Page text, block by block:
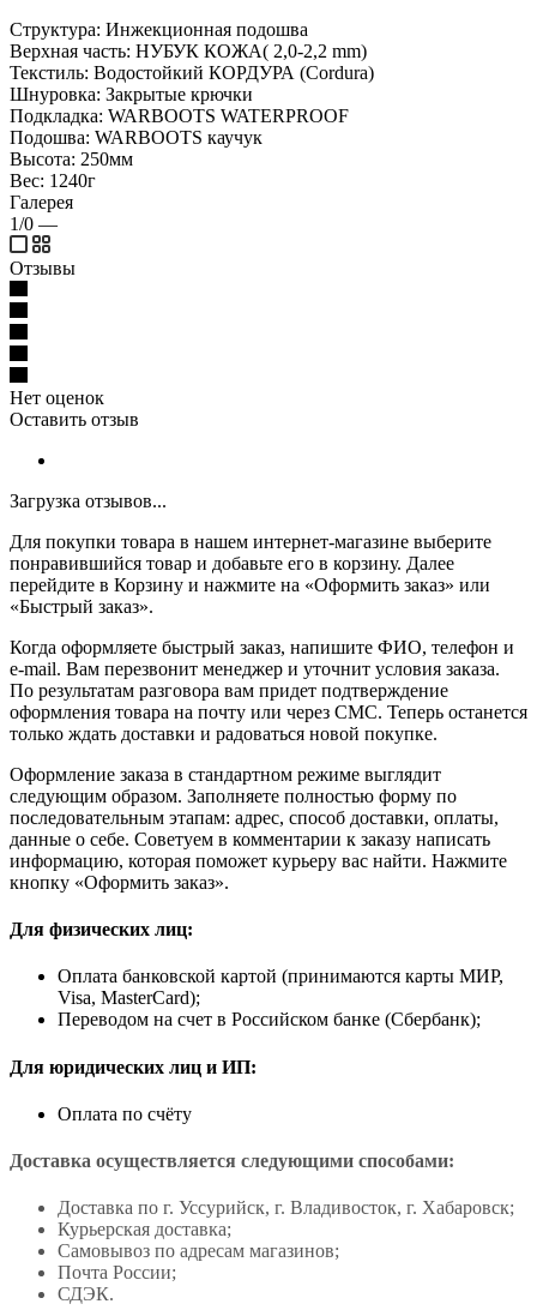
Структура: Инжекционная подошва
Верхная часть: НУБУК КОЖА( 2,0-2,2 mm)
Текстиль: Водостойкий КОРДУРА (Cordura)
Шнуровка: Закрытые крючки
Подкладка: WARBOOTS WATERPROOF
Подошва: WARBOOTS каучук
Высота: 250мм
Вес: 1240г
Галерея
1/0 —
Отзывы
Нет оценок
Оставить отзыв
Загрузка отзывов...
Для покупки товара в нашем интернет-магазине выберите
понравившийся товар и добавьте его в корзину. Далее
перейдите в Корзину и нажмите на «Оформить заказ» или
«Быстрый заказ».
Когда оформляете быстрый заказ, напишите ФИО, телефон и
e-mail. Вам перезвонит менеджер и уточнит условия заказа.
По результатам разговора вам придет подтверждение
оформления товара на почту или через СМС. Теперь останется
только ждать доставки и радоваться новой покупке.
Оформление заказа в стандартном режиме выглядит
следующим образом. Заполняете полностью форму по
последовательным этапам: адрес, способ доставки, оплаты,
данные о себе. Советуем в комментарии к заказу написать
информацию, которая поможет курьеру вас найти. Нажмите
кнопку «Оформить заказ».
Для физических лиц:
Оплата банковской картой (принимаются карты МИР,
Visa, MasterCard);
Переводом на счет в Российском банке (Сбербанк);
Для юридических лиц и ИП:
Оплата по счёту
Доставка осуществляется следующими способами:
Доставка по г. Уссурийск, г. Владивосток, г. Хабаровск;
Курьерская доставка;
Самовывоз по адресам магазинов;
Почта России;
СДЭК.